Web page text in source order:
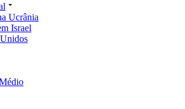
Ucrânia
Israel